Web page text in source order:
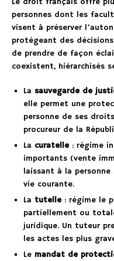
personnes dont les
visent à préserver
protégeant des
de prendre de façon
coexistent, hiérarchisés
La sauvegarde de
elle permet une
personne de ses
procureur de la
La curatelle: régime
importants (vente
laissant à la
vie courante.
La tutelle: régime le
partiellement ou
juridique. Un tuteur
les actes les plus
Le mandat de